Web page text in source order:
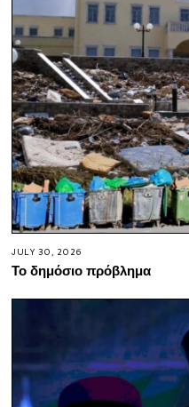
JULY 30, 2026
Το δημόσιο πρόβλημα